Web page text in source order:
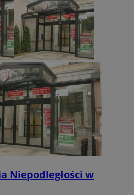
Niepodległości w